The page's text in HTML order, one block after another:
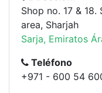
Shop no. 17 & 18.
area, Sharjah
Sarja, Emiratos
Teléfono
+971 - 600 54